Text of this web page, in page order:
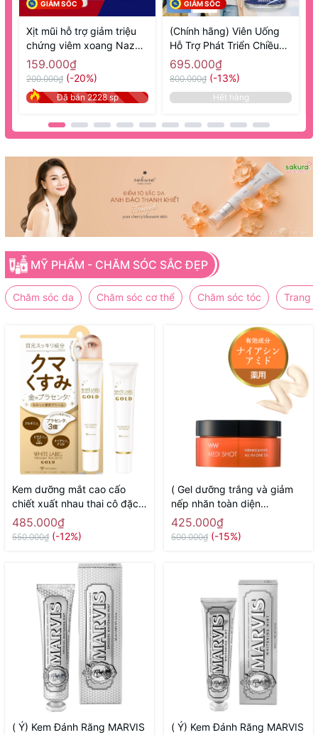
GIẢM SỐC
Xịt mũi hỗ trợ giảm triệu
chứng viêm xoang Nazal
Sato 30ml- Hàng Nhật nội
địa
159.000₫
200.000₫ (-20%)
Đã bán 2228 sp
GIẢM SỐC
(Chính hãng) Viên Uống
Hỗ Trợ Phát Triển Chiều
Cao 270 Viên GH Creation
EX+ - Hàng Nhật nội địa
695.000₫
800.000₫ (-13%)
Hết hàng
MỸ PHẨM - CHĂM SÓC SẮC ĐẸP
Chăm sóc da Chăm sóc cơ thể Chăm sóc tóc Trang
Kem dưỡng mắt cao cấo
chiết xuất nhau thai cô đặc
White Label Placenta Rich
Gold Eye Cream MICCOSMO
485.000₫
550.000₫ (-12%)
( Gel dưỡng trắng và giảm
nếp nhăn toàn diện
Meishoku Medi Shot Wrinkle
& White all in one 50g -
425.000₫
500.000₫ (-15%)
( Ý) Kem Đánh Răng MARVIS
( Ý) Kem Đánh Răng MARVIS